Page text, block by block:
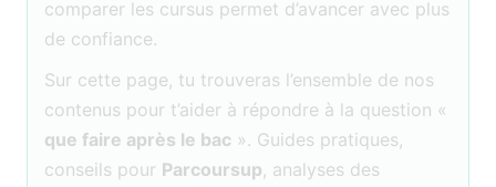
comparer les cursus permet d’avancer avec plus
de confiance.
Sur cette page, tu trouveras l’ensemble de nos
contenus pour t’aider à répondre à la question «
que faire après le bac ». Guides pratiques,
conseils pour Parcoursup, analyses des